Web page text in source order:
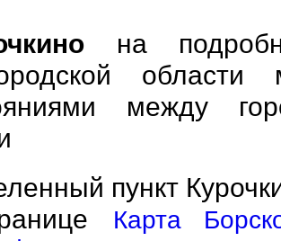
на
между
пункт
Карта